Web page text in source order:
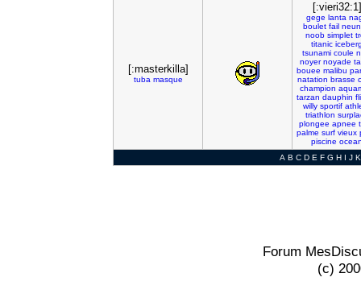
[:masterkilla]
tuba masque
[:vieri32:1]
gege lanta
boulet fail
noob simplet
titanic
tsunami coule
noyer noyade
bouee malibu
natation brasse
champion
tarzan dauphin
willy sportif
triathlon
plongee apnee
palme surf vieux
piscine
A B C D E F G H I J K
Forum
(c)